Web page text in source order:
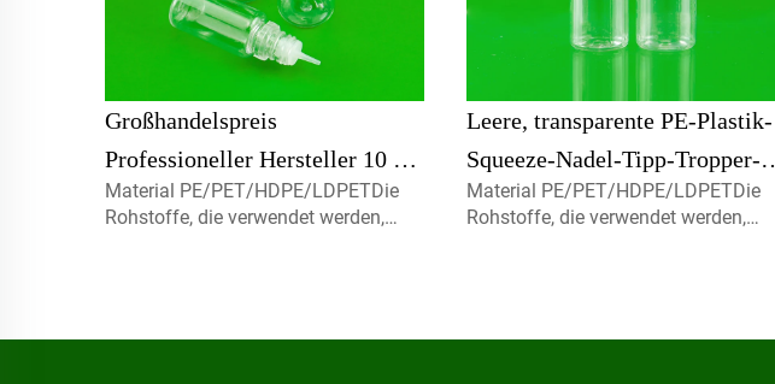
Großhandelspreis
Professioneller Hersteller 10 ml
20 ml Plastik PET Plastik-
Material PE/PET/HDPE/LDPETDie
Rohstoffe, die verwendet werden,
Leere, transparente PE-Plastik-
Squeeze-Nadel-Tipp-Tropper-
Flasche mit Siegel- und Logo-
Material PE/PET/HDPE/LDPETDie
Rohstoffe, die verwendet werden,